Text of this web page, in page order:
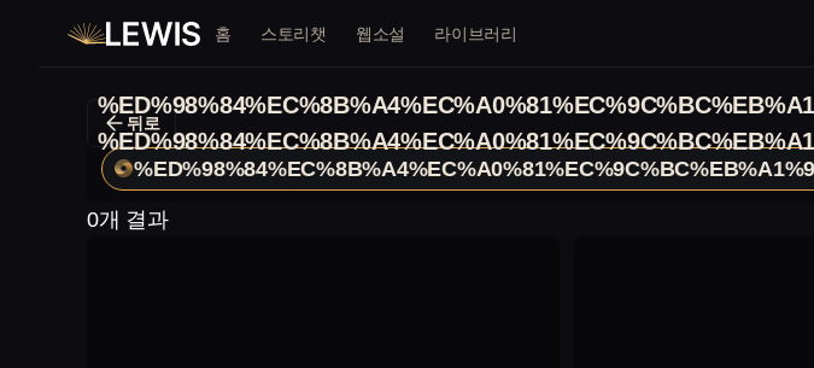
홈 스토리챗 웹소설 라이브러리
뒤로
0개 결과